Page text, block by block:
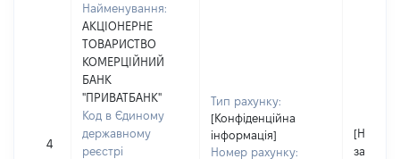
4
Найменування:
АКЦІОНЕРНЕ
ТОВАРИСТВО
КОМЕРЦІЙНИЙ
БАНК
"ПРИВАТБАНК"
Код в Єдиному
державному
реєстрі
Тип рахунку:
[Конфіденційна
інформація]
Номер рахунку:
[Не